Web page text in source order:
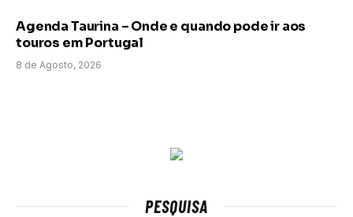
Agenda Taurina – Onde e quando pode ir aos
touros em Portugal
8 de Agosto, 2026
PESQUISA